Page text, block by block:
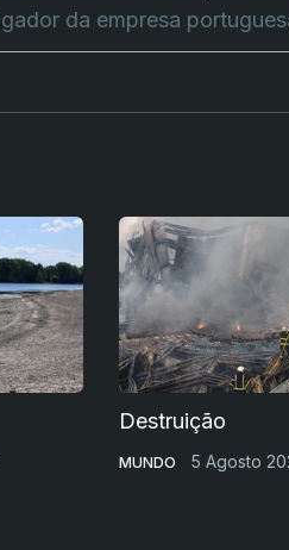
da empresa
Destruição
MUNDO 5 Agosto